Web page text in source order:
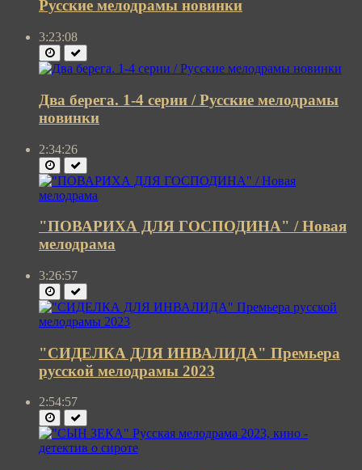
Русские мелодрамы новинки
3:23:08
Два берега. 1-4 серии / Русские мелодрамы
новинки
2:34:26
"ПОВАРИХА ДЛЯ ГОСПОДИНА" / Новая
мелодрама
3:26:57
"СИДЕЛКА ДЛЯ ИНВАЛИДА" Премьера
русской мелодрамы 2023
2:54:57